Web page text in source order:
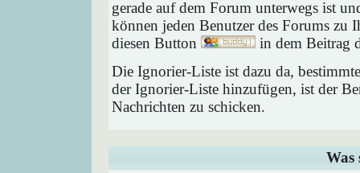
gerade auf dem Forum unterwegs ist
können jeden Benutzer des Forums zu
diesen Button
in dem Beitrag
Die Ignorier-Liste ist dazu da,
der Ignorier-Liste hinzufügen, ist der
Nachrichten zu schicken.
Was